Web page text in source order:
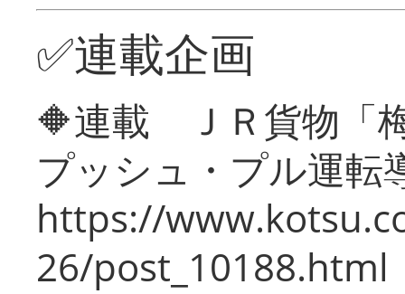
✅連載企画
🔶連載 ＪＲ貨物「
プッシュ・プル運転
https://
26/post_10188.html